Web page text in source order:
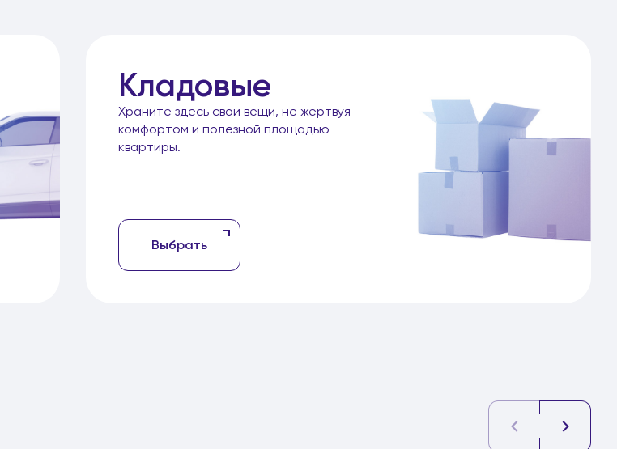
Кладовые
Храните здесь свои вещи, не жертвуя
комфортом и полезной площадью
квартиры.
Выбрать